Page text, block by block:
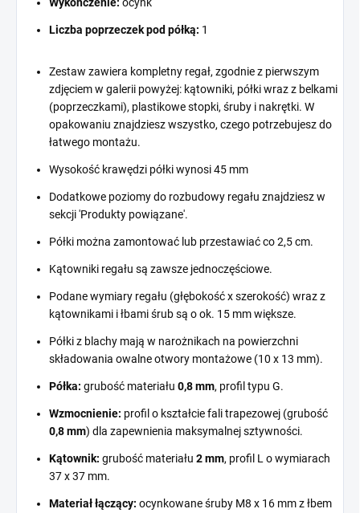
Liczba poprzeczek pod półką: 1
Zestaw zawiera kompletny regał, zgodnie z pierwszym
zdjęciem w galerii powyżej: kątowniki, półki wraz z belkami
(poprzeczkami), plastikowe stopki, śruby i nakrętki. W
opakowaniu znajdziesz wszystko, czego potrzebujesz do
łatwego montażu.
Wysokość krawędzi półki wynosi 45 mm
Dodatkowe poziomy do rozbudowy regału znajdziesz w
sekcji 'Produkty powiązane'.
Półki można zamontować lub przestawiać co 2,5 cm.
Kątowniki regału są zawsze jednoczęściowe.
Podane wymiary regału (głębokość x szerokość) wraz z
kątownikami i łbami śrub są o ok. 15 mm większe.
Półki z blachy mają w narożnikach na powierzchni
składowania owalne otwory montażowe (10 x 13 mm).
Półka: grubość materiału 0,8 mm, profil typu G.
Wzmocnienie: profil o kształcie fali trapezowej (grubość
0,8 mm) dla zapewnienia maksymalnej sztywności.
Kątownik: grubość materiału 2 mm, profil L o wymiarach
37 x 37 mm.
Materiał łączący: ocynkowane śruby M8 x 16 mm z łbem